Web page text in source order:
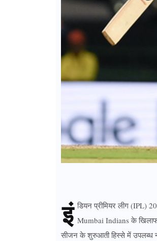
इं डियन प्रीमियर लीग (IPL)
Mumbai Indians के
सीजन के शुरुआती हिस्से में उपलब्ध